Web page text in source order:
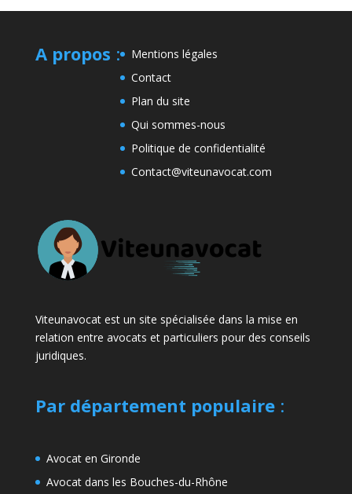
A propos :
Mentions légales
Contact
Plan du site
Qui sommes-nous
Politique de confidentialité
Contact@viteunavocat.com
Viteunavocat est un site spécialisée dans la mise en
relation entre avocats et particuliers pour des conseils
juridiques.
Par département populaire:
Avocat en Gironde
Avocat dans les Bouches-du-Rhône